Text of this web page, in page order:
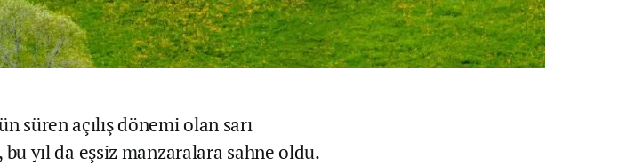
süren açılış dönemi olan sarı
, bu yıl da eşsiz manzaralara sahne oldu.